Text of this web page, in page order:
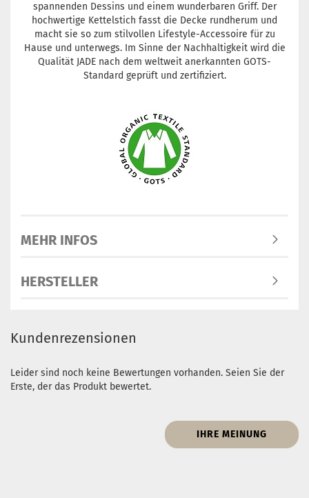
spannenden Dessins und einem wunderbaren Griff. Der
hochwertige Kettelstich fasst die Decke rundherum und
macht sie so zum stilvollen Lifestyle-Accessoire für zu
Hause und unterwegs. Im Sinne der Nachhaltigkeit wird die
Qualität JADE nach dem weltweit anerkannten GOTS-
Standard geprüft und zertifiziert.
MEHR INFOS
HERSTELLER
Kundenrezensionen
Leider sind noch keine Bewertungen vorhanden. Seien Sie der
Erste, der das Produkt bewertet.
IHRE MEINUNG